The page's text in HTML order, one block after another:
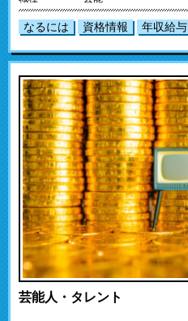
なるには 資格情報 年収給与
芸能人・タレント